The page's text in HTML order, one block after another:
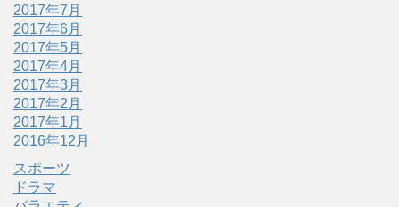
2017年7月
2017年6月
2017年5月
2017年4月
2017年3月
2017年2月
2017年1月
2016年12月
スポーツ
ドラマ